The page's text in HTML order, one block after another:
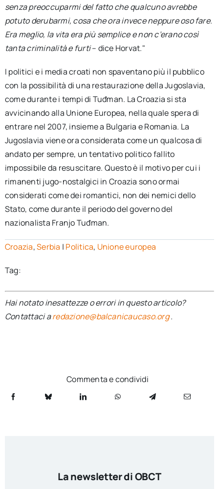
senza preoccuparmi del fatto che qualcuno avrebbe
potuto derubarmi, cosa che ora invece neppure oso fare.
Era meglio, la vita era più semplice e non c’erano così
tanta criminalità e furti– dice Horvat."
I politici e i media croati non spaventano più il pubblico
con la possibilità di una restaurazione della Jugoslavia,
come durante i tempi di Tuđman. La Croazia si sta
avvicinando alla Unione Europea, nella quale spera di
entrare nel 2007, insieme a Bulgaria e Romania. La
Jugoslavia viene ora considerata come un qualcosa di
andato per sempre, un tentativo politico fallito
impossibile da resuscitare. Questo è il motivo per cui i
rimanenti jugo-nostalgici in Croazia sono ormai
considerati come dei romantici, non dei nemici dello
Stato, come durante il periodo del governo del
nazionalista Franjo Tuđman.
Croazia,Serbia | Politica, Unione europea
Tag:
Hai notato inesattezze o errori in questo articolo?
Contattaci aredazione@balcanicaucaso.org.
Commenta e condividi
La newsletter di OBCT